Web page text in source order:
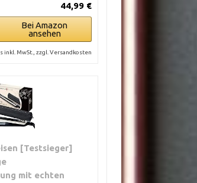
44,99 €
Bei Amazon
ansehen
inkl. MwSt., zzgl. Versandkosten
[Testsieger]
mit echten